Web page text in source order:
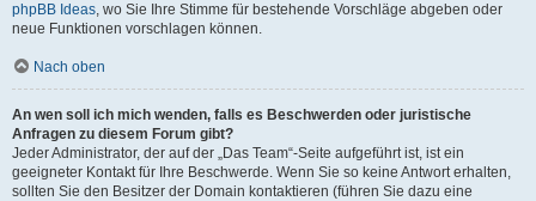
phpBB Ideas, wo Sie Ihre Stimme für bestehende Vorschläge abgeben oder
neue Funktionen vorschlagen können.
Nach oben
An wen soll ich mich wenden, falls es Beschwerden oder juristische
Anfragen zu diesem Forum gibt?
Jeder Administrator, der auf der „Das Team“-Seite aufgeführt ist, ist ein
geeigneter Kontakt für Ihre Beschwerde. Wenn Sie so keine Antwort erhalten,
sollten Sie den Besitzer der Domain kontaktieren (führen Sie dazu eine